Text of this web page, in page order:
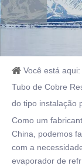
Você está aqui:
Tubo de Cobre
do tipo instalação
Como um
China, podemos
com a
evaporador de